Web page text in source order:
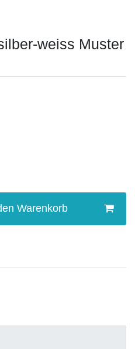
weiss Muster
Warenkorb